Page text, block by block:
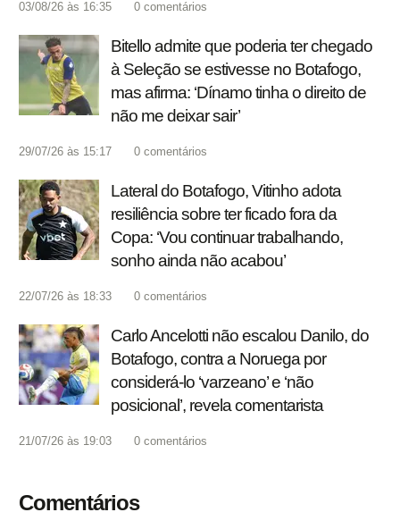
03/08/26 às 16:35 0 comentários
Bitello admite que poderia ter chegado
à Seleção se estivesse no Botafogo,
mas afirma: ‘Dínamo tinha o direito de
não me deixar sair’
29/07/26 às 15:17 0 comentários
Lateral do Botafogo, Vitinho adota
resiliência sobre ter ficado fora da
Copa: ‘Vou continuar trabalhando,
sonho ainda não acabou’
22/07/26 às 18:33 0 comentários
Carlo Ancelotti não escalou Danilo, do
Botafogo, contra a Noruega por
considerá-lo ‘varzeano’ e ‘não
posicional’, revela comentarista
21/07/26 às 19:03 0 comentários
Comentários